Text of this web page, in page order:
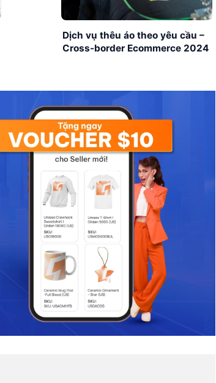
Dịch vụ thêu áo theo yêu cầu –
Cross-border Ecommerce 2024